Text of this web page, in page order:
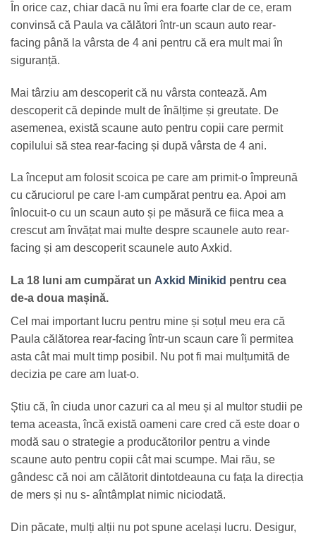
În orice caz, chiar dacă nu îmi era foarte clar de ce, eram
convinsă că Paula va călători într-un scaun auto rear-
facing până la vârsta de 4 ani pentru că era mult mai în
siguranță.
Mai târziu am descoperit că nu vârsta contează. Am
descoperit că depinde mult de înălțime și greutate. De
asemenea, există scaune auto pentru copii care permit
copilului să stea rear-facing și după vârsta de 4 ani.
La început am folosit scoica pe care am primit-o împreună
cu căruciorul pe care l-am cumpărat pentru ea. Apoi am
înlocuit-o cu un scaun auto și pe măsură ce fiica mea a
crescut am învățat mai multe despre scaunele auto rear-
facing și am descoperit scaunele auto Axkid.
La 18 luni am cumpărat un Axkid Minikid pentru cea
de-a doua mașină.
Cel mai important lucru pentru mine și soțul meu era că
Paula călătorea rear-facing într-un scaun care îi permitea
asta cât mai mult timp posibil. Nu pot fi mai mulțumită de
decizia pe care am luat-o.
Știu că, în ciuda unor cazuri ca al meu și al multor studii pe
tema aceasta, încă există oameni care cred că este doar o
modă sau o strategie a producătorilor pentru a vinde
scaune auto pentru copii cât mai scumpe. Mai rău, se
gândesc că noi am călătorit dintotdeauna cu fața la direcția
de mers și nu s- aîntâmplat nimic niciodată.
Din păcate, mulți alții nu pot spune același lucru. Desigur,